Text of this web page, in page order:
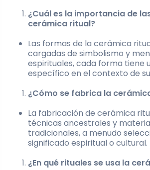
¿Cuál es la importancia de
cerámica ritual?
Las formas de la cerámica
cargadas de simbolismo y
espirituales, cada forma tiene
específico en el contexto de
¿Cómo se fabrica la
La fabricación de cerámica
técnicas ancestrales y
tradicionales, a menudo
significado espiritual o cultural.
¿En qué rituales se usa la